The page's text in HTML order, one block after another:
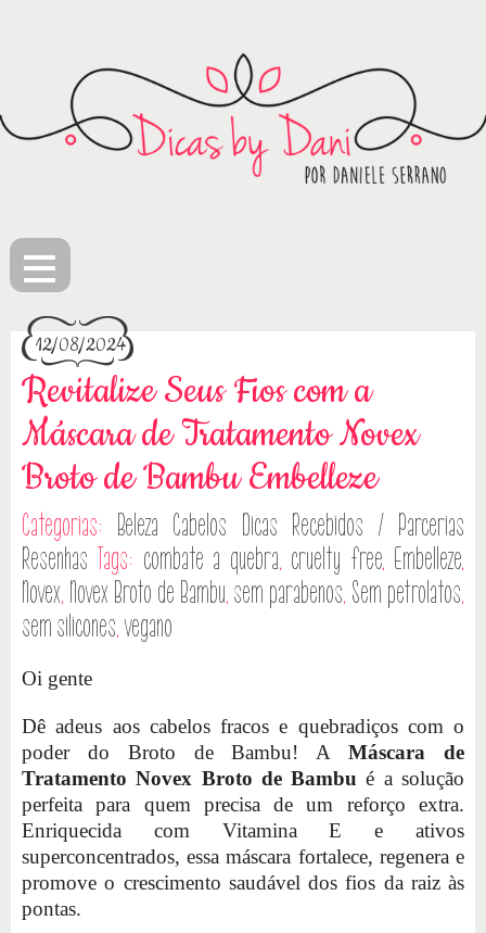
≡
12/08/2024
Revitalize Seus Fios com a
Máscara de Tratamento Novex
Broto de Bambu Embelleze
Categorias: Beleza Cabelos Dicas Recebidos / Parcerias
Resenhas Tags: combate a quebra, cruelty free, Embelleze,
Novex, Novex Broto de Bambu, sem parabenos, Sem petrolatos,
sem silicones,vegano
Oi gente
Dê adeus aos cabelos fracos e quebradiços com o
poder do Broto de Bambu! AMáscara de
Tratamento Novex Broto de Bambu é a solução
perfeita para quem precisa de um reforço extra.
Enriquecida com Vitamina E e ativos
superconcentrados, essa máscara fortalece, regenera e
promove o crescimento saudável dos fios da raiz às
pontas.